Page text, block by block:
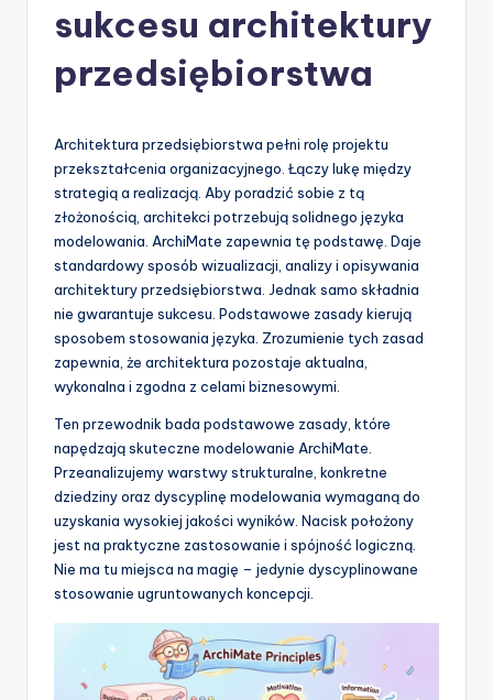
si
&
S
o
w
sukcesu architektury
przedsiębiorstwa
Architektura przedsiębiorstwa pełni rolę projektu
przekształcenia organizacyjnego. Łączy lukę między
strategią a realizacją. Aby poradzić sobie z tą
złożonością, architekci potrzebują solidnego języka
modelowania. ArchiMate zapewnia tę podstawę. Daje
standardowy sposób wizualizacji, analizy i opisywania
architektury przedsiębiorstwa. Jednak samo składnia
nie gwarantuje sukcesu. Podstawowe zasady kierują
sposobem stosowania języka. Zrozumienie tych zasad
zapewnia, że architektura pozostaje aktualna,
wykonalna i zgodna z celami biznesowymi.
Ten przewodnik bada podstawowe zasady, które
napędzają skuteczne modelowanie ArchiMate.
Przeanalizujemy warstwy strukturalne, konkretne
dziedziny oraz dyscyplinę modelowania wymaganą do
uzyskania wysokiej jakości wyników. Nacisk położony
jest na praktyczne zastosowanie i spójność logiczną.
Nie ma tu miejsca na magię – jedynie dyscyplinowane
stosowanie ugruntowanych koncepcji.